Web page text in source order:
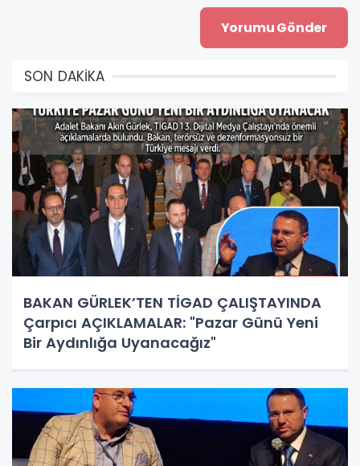
SON DAKİKA
BAKAN GÜRLEK’TEN TİGAD ÇALIŞTAYINDA
Çarpıcı AÇIKLAMALAR: "Pazar Günü Yeni
Bir Aydınlığa Uyanacağız"